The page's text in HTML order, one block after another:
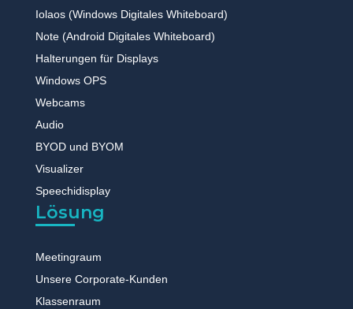
Iolaos (Windows Digitales Whiteboard)
Note (Android Digitales Whiteboard)
Halterungen für Displays
Windows OPS
Webcams
Audio
BYOD und BYOM
Visualizer
Speechidisplay
Lösung
Meetingraum
Unsere Corporate-Kunden
Klassenraum